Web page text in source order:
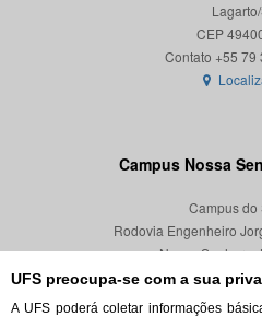
UFS preocupa-se com a sua
A UFS poderá coletar informações
CEP
Campus Nossa
Campus do
Rodovia Engenheiro
Nossa Senhora
CEP